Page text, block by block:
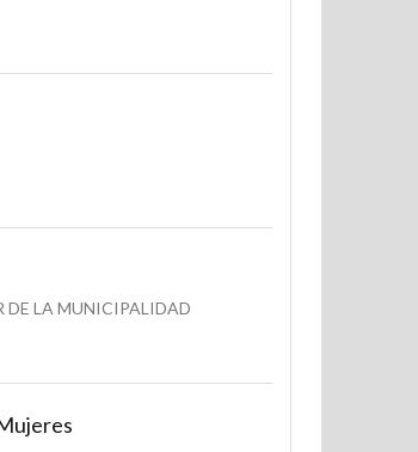
DE LA MUNICIPALIDAD